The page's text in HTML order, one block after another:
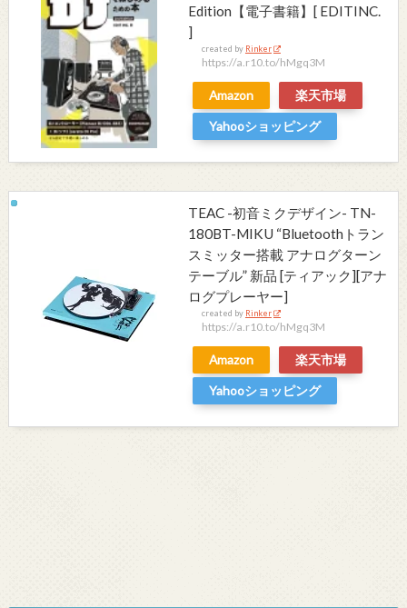
Edition【電子書籍】[ EDITINC.
]
created by Rinker
https://a.r10.to/hMgq3M
Amazon
楽天市場
Yahooショッピング
TEAC -初音ミクデザイン- TN-
180BT-MIKU “Bluetoothトラン
スミッター搭載 アナログターン
テーブル” 新品 [ティアック][アナ
ログプレーヤー]
created by Rinker
https://a.r10.to/hMgq3M
Amazon
楽天市場
Yahooショッピング